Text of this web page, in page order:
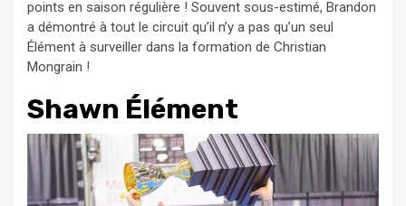
points en saison régulière ! Souvent sous-estimé, Brandon
a démontré à tout le circuit qu’il n’y a pas qu’un seul
Élément à surveiller dans la formation de Christian
Mongrain !
Shawn Élément